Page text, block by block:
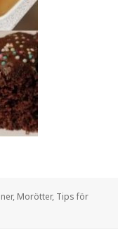
, Morötter, Tips för
hela frukten &